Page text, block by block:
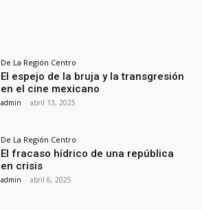
De La Región Centro
El espejo de la bruja y la transgresión
en el cine mexicano
admin - abril 13, 2025
De La Región Centro
El fracaso hídrico de una república
en crisis
admin - abril 6, 2025